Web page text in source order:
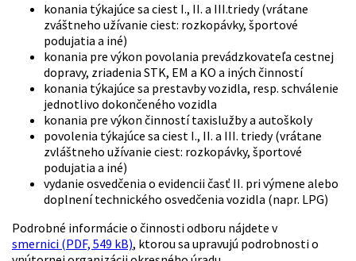
konania týkajúce sa ciest I., II. a III.triedy (vrátane
zváštneho užívanie ciest: rozkopávky, športové
podujatia a iné)
konania pre výkon povolania prevádzkovateľa cestnej
dopravy, zriadenia STK, EM a KO a iných činností
konania týkajúce sa prestavby vozidla, resp. schválenie
jednotlivo dokončeného vozidla
konania pre výkon činností taxislužby a autoškoly
povolenia týkajúce sa ciest I., II. a III. triedy (vrátane
zvláštneho užívanie ciest: rozkopávky, športové
podujatia a iné)
vydanie osvedčenia o evidencii časť II. pri výmene alebo
doplnení technického osvedčenia vozidla (napr. LPG)
Podrobné informácie o činnosti odboru nájdete v
smernici (PDF, 549 kB), ktorou sa upravujú podrobnosti o